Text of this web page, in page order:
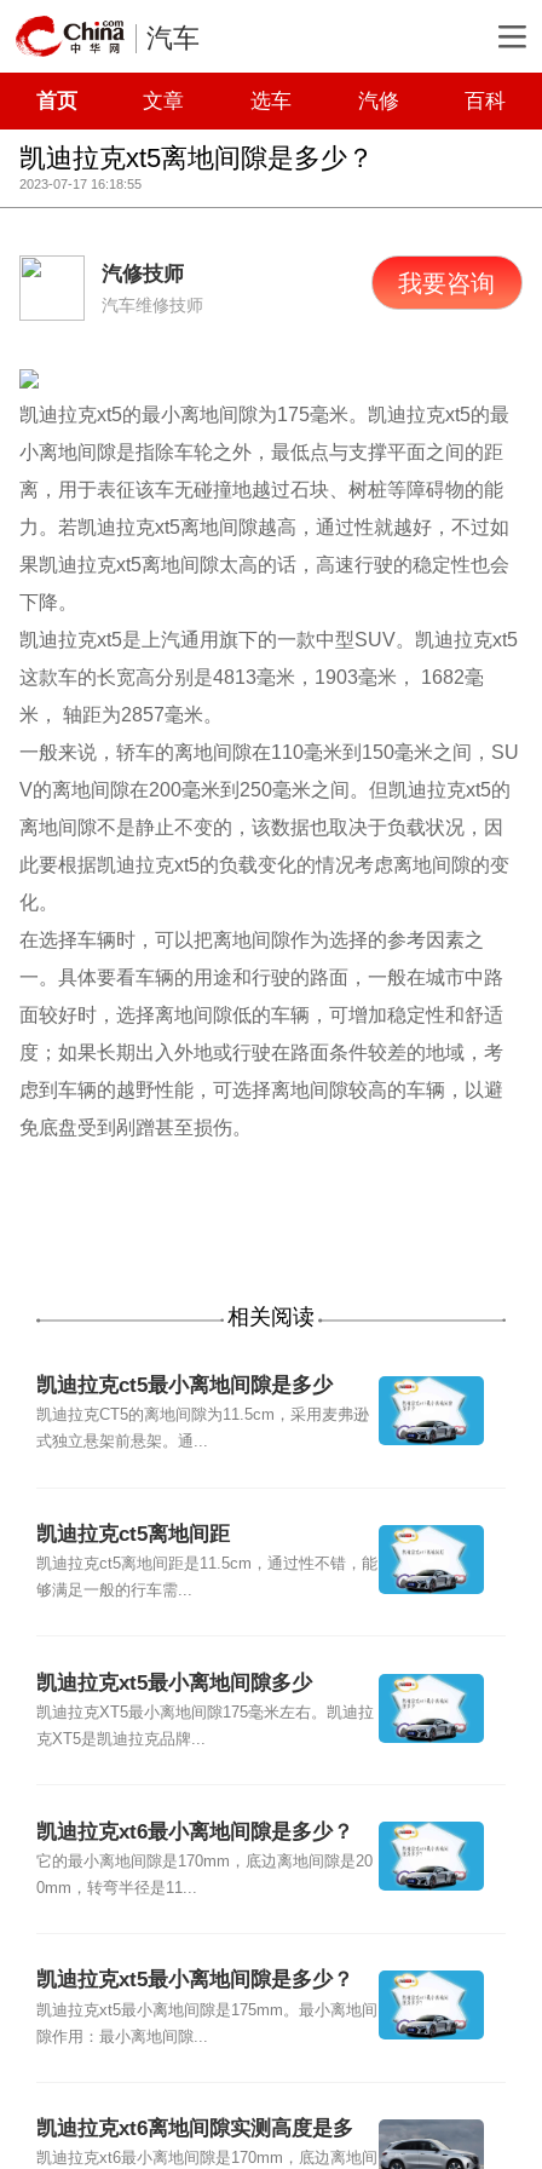
汽车
首页 文章 选车 汽修 百科
凯迪拉克xt5离地间隙是多少？
2023-07-17 16:18:55
汽修技师
汽车维修技师
我要咨询
凯迪拉克xt5的最小离地间隙为175毫米。凯迪拉克xt5的最
小离地间隙是指除车轮之外，最低点与支撑平面之间的距
离，用于表征该车无碰撞地越过石块、树桩等障碍物的能
力。若凯迪拉克xt5离地间隙越高，通过性就越好，不过如
果凯迪拉克xt5离地间隙太高的话，高速行驶的稳定性也会
下降。
凯迪拉克xt5是上汽通用旗下的一款中型SUV。凯迪拉克xt5
这款车的长宽高分别是4813毫米，1903毫米， 1682毫
米， 轴距为2857毫米。
一般来说，轿车的离地间隙在110毫米到150毫米之间，SU
V的离地间隙在200毫米到250毫米之间。但凯迪拉克xt5的
离地间隙不是静止不变的，该数据也取决于负载状况，因
此要根据凯迪拉克xt5的负载变化的情况考虑离地间隙的变
化。
在选择车辆时，可以把离地间隙作为选择的参考因素之
一。具体要看车辆的用途和行驶的路面，一般在城市中路
面较好时，选择离地间隙低的车辆，可增加稳定性和舒适
度；如果长期出入外地或行驶在路面条件较差的地域，考
虑到车辆的越野性能，可选择离地间隙较高的车辆，以避
免底盘受到剐蹭甚至损伤。
相关阅读
凯迪拉克ct5最小离地间隙是多少
凯迪拉克CT5的离地间隙为11.5cm，采用麦弗逊
式独立悬架前悬架。通...
凯迪拉克ct5离地间距
凯迪拉克ct5离地间距是11.5cm，通过性不错，能
够满足一般的行车需...
凯迪拉克xt5最小离地间隙多少
凯迪拉克XT5最小离地间隙175毫米左右。凯迪拉
克XT5是凯迪拉克品牌...
凯迪拉克xt6最小离地间隙是多少？
它的最小离地间隙是170mm，底边离地间隙是20
0mm，转弯半径是11...
凯迪拉克xt5最小离地间隙是多少？
凯迪拉克xt5最小离地间隙是175mm。最小离地间
隙作用：最小离地间隙...
凯迪拉克xt6离地间隙实测高度是多
少？
凯迪拉克xt6最小离地间隙是170mm，底边离地间